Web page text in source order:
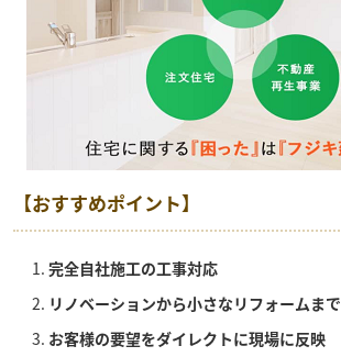
【おすすめポイント】
完全自社施工の工事対応
リノベーションから小さなリフォームまで
お客様の要望をダイレクトに現場に反映